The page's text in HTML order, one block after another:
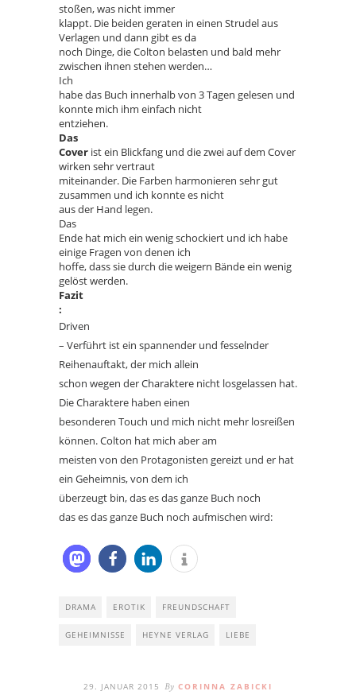
stoßen, was nicht immer
klappt. Die beiden geraten in einen Strudel aus
Verlagen und dann gibt es da
noch Dinge, die Colton belasten und bald mehr
zwischen ihnen stehen werden…
Ich
habe das Buch innerhalb von 3 Tagen gelesen und
konnte mich ihm einfach nicht
entziehen.
Das
Cover ist ein Blickfang und die zwei auf dem Cover
wirken sehr vertraut
miteinander. Die Farben harmonieren sehr gut
zusammen und ich konnte es nicht
aus der Hand legen.
Das
Ende hat mich ein wenig schockiert und ich habe
einige Fragen von denen ich
hoffe, dass sie durch die weigern Bände ein wenig
gelöst werden.
Fazit
:
Driven
– Verführt ist ein spannender und fesselnder
Reihenauftakt, der mich allein
schon wegen der Charaktere nicht losgelassen hat.
Die Charaktere haben einen
besonderen Touch und mich nicht mehr losreißen
können. Colton hat mich aber am
meisten von den Protagonisten gereizt und er hat
ein Geheimnis, von dem ich
überzeugt bin, das es das ganze Buch noch
das es das ganze Buch noch aufmischen wird:
DRAMA EROTIK FREUNDSCHAFT
GEHEIMNISSE HEYNE VERLAG LIEBE
29. JANUAR 2015 By CORINNA ZABICKI